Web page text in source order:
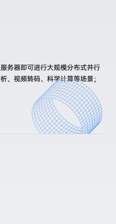
务器即可进行大规模分布式并行
、视频转码、科学计算等场景；